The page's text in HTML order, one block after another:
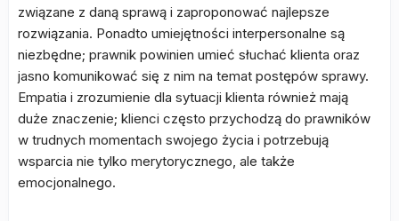
związane z daną sprawą i zaproponować najlepsze
rozwiązania. Ponadto umiejętności interpersonalne są
niezbędne; prawnik powinien umieć słuchać klienta oraz
jasno komunikować się z nim na temat postępów sprawy.
Empatia i zrozumienie dla sytuacji klienta również mają
duże znaczenie; klienci często przychodzą do prawników
w trudnych momentach swojego życia i potrzebują
wsparcia nie tylko merytorycznego, ale także
emocjonalnego.